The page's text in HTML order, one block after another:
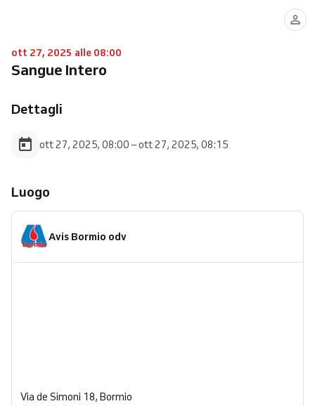
ott 27, 2025 alle 08:00
Sangue Intero
Dettagli
ott 27, 2025, 08:00 – ott 27, 2025, 08:15
Luogo
Avis Bormio odv
Via de Simoni 18, Bormio